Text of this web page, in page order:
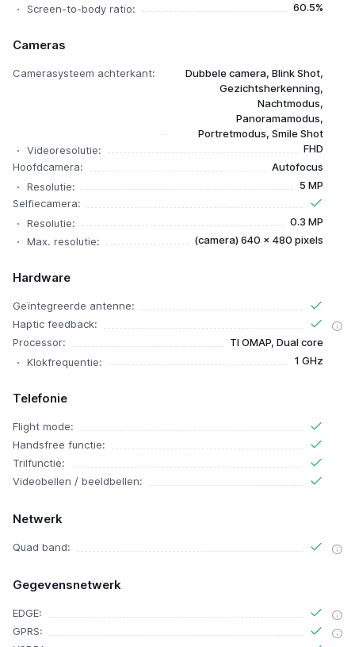
Screen-to-body ratio:
60.5%
Cameras
Camerasysteem achterkant:
Dubbele camera, Blink Shot,
Gezichtsherkenning,
Nachtmodus,
Panoramamodus,
Portretmodus, Smile Shot
Videoresolutie:
FHD
Hoofdcamera:
Autofocus
Resolutie:
5 MP
Selfiecamera:
Resolutie:
0.3 MP
Max. resolutie:
(camera) 640 x 480 pixels
Hardware
Geïntegreerde antenne:
Haptic feedback:
Processor:
TI OMAP, Dual core
Klokfrequentie:
1 GHz
Telefonie
Flight mode:
Handsfree functie:
Trilfunctie:
Videobellen / beeldbellen:
Netwerk
Quad band:
Gegevensnetwerk
EDGE:
GPRS: